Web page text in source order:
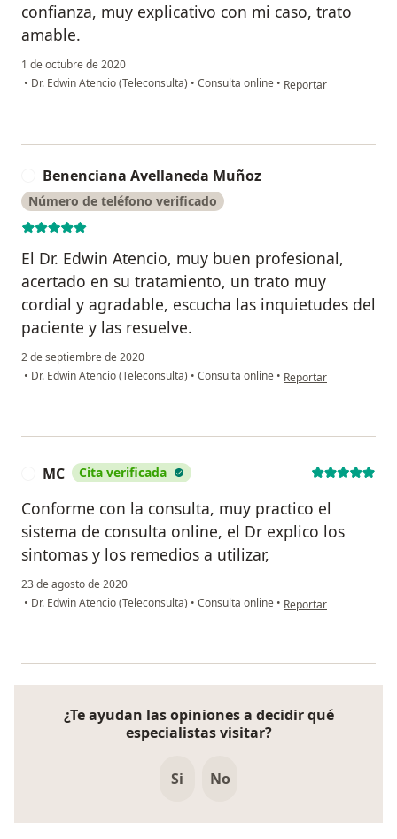
confianza, muy explicativo con mi caso, trato
amable.
1 de octubre de 2020
• Dr. Edwin Atencio (Teleconsulta) • Consulta online • en opinión del usuario
Reportar
Benenciana Avellaneda Muñoz
Número de teléfono verificado
El Dr. Edwin Atencio, muy buen profesional,
acertado en su tratamiento, un trato muy
cordial y agradable, escucha las inquietudes del
paciente y las resuelve.
2 de septiembre de 2020
• Dr. Edwin Atencio (Teleconsulta) • Consulta online • en opinión del usuario
Reportar
MC Cita verificada
Conforme con la consulta, muy practico el
sistema de consulta online, el Dr explico los
sintomas y los remedios a utilizar,
23 de agosto de 2020
• Dr. Edwin Atencio (Teleconsulta) • Consulta online • en opinión del usuario
Reportar
¿Te ayudan las opiniones a decidir qué
especialistas visitar?
Si No